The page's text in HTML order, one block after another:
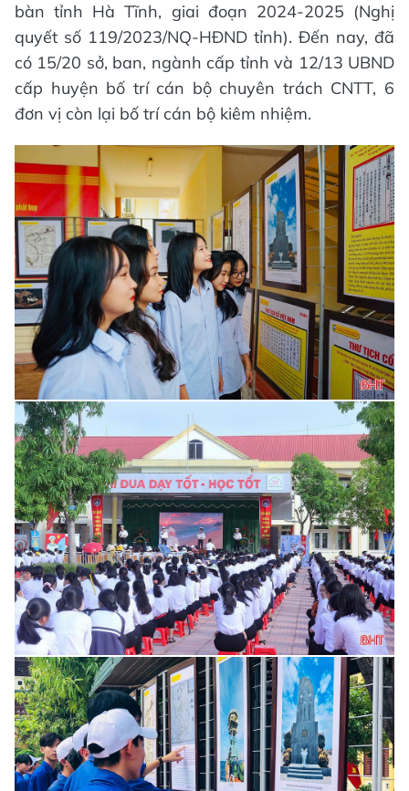
bàn tỉnh Hà Tĩnh, giai đoạn 2024-2025 (Nghị
quyết số 119/2023/NQ-HĐND tỉnh). Đến nay, đã
có 15/20 sở, ban, ngành cấp tỉnh và 12/13 UBND
cấp huyện bố trí cán bộ chuyên trách CNTT, 6
đơn vị còn lại bố trí cán bộ kiêm nhiệm.